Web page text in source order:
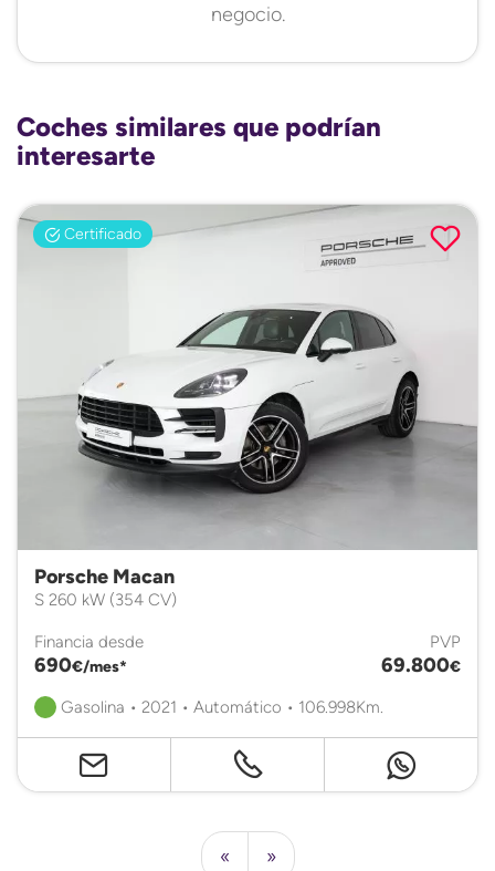
negocio.
Coches similares que podrían
interesarte
Certificado
Porsche Macan
S 260 kW (354 CV)
Financia desde
690€/mes*
PVP
69.800€
Gasolina • 2021 • Automático • 106.998Km.
« »